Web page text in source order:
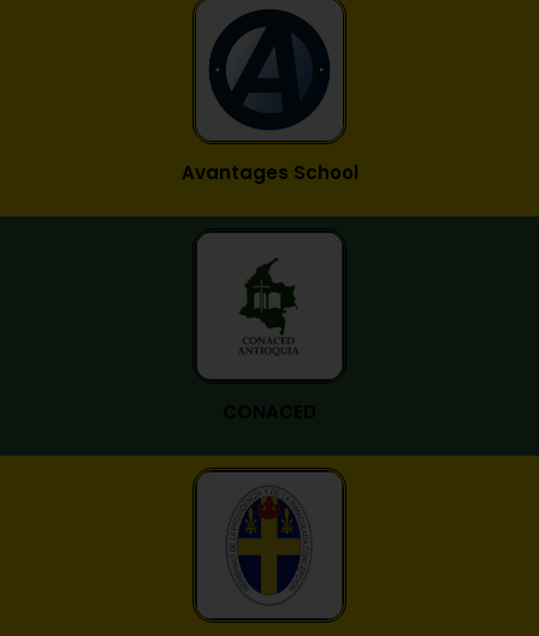
Avantages School